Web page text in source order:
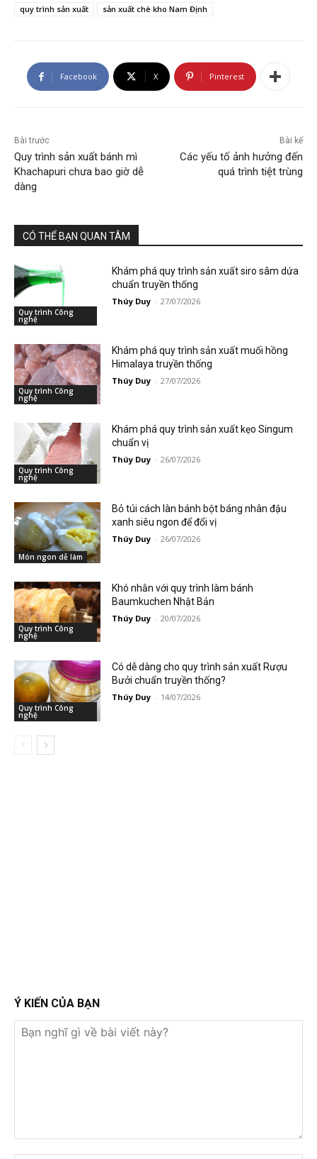
quy trình sản xuất
sản xuất chè kho Nam Định
Facebook X Pinterest
Bài trước
Quy trình sản xuất bánh mì
Khachapuri chưa bao giờ dễ
dàng
Bài kế
Các yếu tố ảnh hưởng đến
quá trình tiệt trùng
CÓ THỂ BẠN QUAN TÂM
Quy trình Công
nghệ
Khám phá quy trình sản xuất siro sâm dứa
chuẩn truyền thống
Thúy Duy - 27/07/2026
Quy trình Công
nghệ
Khám phá quy trình sản xuất muối hồng
Himalaya truyền thống
Thúy Duy - 27/07/2026
Quy trình Công
nghệ
Khám phá quy trình sản xuất kẹo Singum
chuẩn vị
Thúy Duy - 26/07/2026
Món ngon dễ làm
Bỏ túi cách làn bánh bột báng nhân đậu
xanh siêu ngon để đổi vị
Thúy Duy - 26/07/2026
Quy trình Công
nghệ
Khó nhằn với quy trình làm bánh
Baumkuchen Nhật Bản
Thúy Duy - 20/07/2026
Quy trình Công
nghệ
Có dễ dàng cho quy trình sản xuất Rượu
Bưởi chuẩn truyền thống?
Thúy Duy - 14/07/2026
Ý KIẾN CỦA BẠN